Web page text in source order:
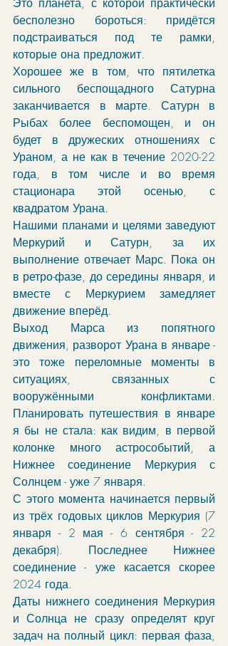
бесполезно бороться: придётся
подстраиваться под те рамки,
которые она предложит.
Хорошее же в том, что пятилетка
сильного беспощадного Сатурна
заканчивается в марте. Сатурн в
Рыбах более беспомощен, и он
будет в дружеских отношениях с
Ураном, а не как в течение 2020-22
года, в том числе и во время
стационара этой осенью, с
квадратом Урана.
Нашими планами и целями заведуют
Меркурий и Сатурн, за их
выполнение отвечает Марс. Пока он
в ретро-фазе, до середины января, и
вместе с Меркурием замедляет
движение вперёд.
Выход Марса из попятного
движения, разворот Урана в январе -
это тоже переломные моменты в
ситуациях, связанных с
вооружёнными конфликтами.
Планировать путешествия в январе
я бы не стала: как видим, в первой
колонке много астрособытий, а
Нижнее соединение Меркурия с
Солнцем - уже 7 января.
С этого момента начинается первый
из трёх годовых циклов Меркурия (7
января - 2 мая - 6 сентября - 22
декабря). Последнее Нижнее
соединение - уже касается скорее
2024 года.
Даты нижнего соединения Меркурия
и Солнца не сразу определят круг
задач на полный цикл: первая фаза,